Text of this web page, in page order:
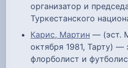
организатор и
Туркестанского
Карис, Мартин — (эст.
октября 1981, Тарту) —
флорболист и